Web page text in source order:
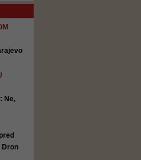
Ne,
Dron